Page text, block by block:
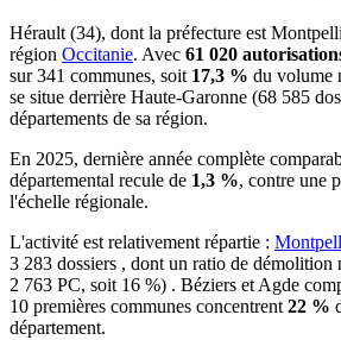
Hérault (34), dont la préfecture est
région Occitanie. Avec 61 020
sur 341 communes, soit 17,3 % du volume
se situe derrière Haute-Garonne (68 585
départements de sa région.
En 2025, dernière année complète
départemental recule de 1,3 %, contre une
l'échelle régionale.
L'activité est relativement répartie :
3 283 dossiers , dont un ratio de démolition
2 763 PC, soit 16 %) . Béziers et Agde
10 premières communes concentrent22 %
département.